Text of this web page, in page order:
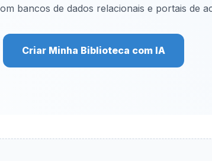
bancos de dados relacionais e portais de
Criar Minha Biblioteca com IA